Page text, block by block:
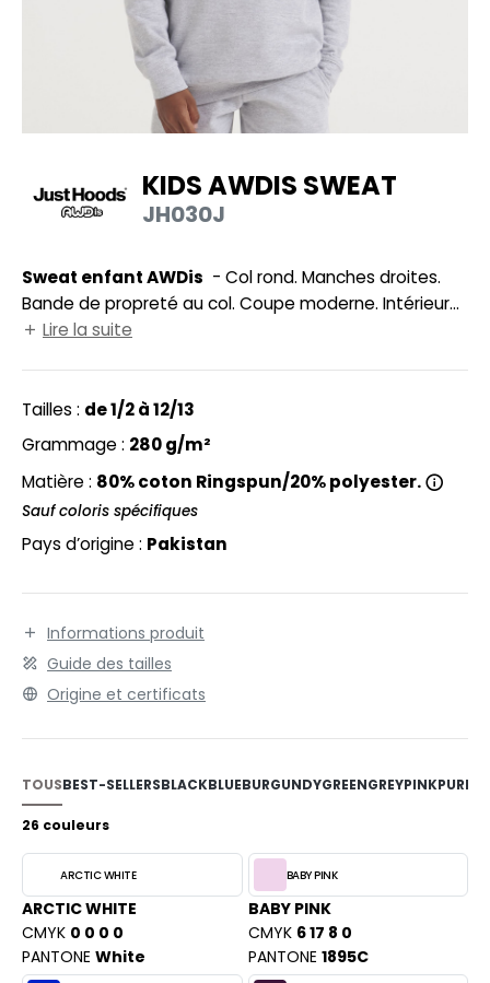
DE SERIE
VISIBILITE
MODULABLES
DE MAISON
IN EUROPE
LABEL / TEAR AWAY
SHOPPING
VETEMENTS
YOUR BRAND
SI ON L'APPELAIT FRANCIS
HALES
ROW
OF THE LOOM VINTAGE
- BLANKS
KIDS AWDIS SWEAT
JH030J
Sweat enfant AWDis
Bande de propreté au col. Coupe moderne. Intérieur
en molleton brossé. Double coutures. Col, poignets et
Lire la suite
Tailles : de 1/2 à 12/13
Grammage : 280 g/m²
Matière : 80% coton Ringspun/20% polyester.
Sauf coloris spécifiques
Pays d’origine : Pakistan
Informations produit
Guide des tailles
Origine et certificats
TOUSBEST-SELLERSBLACKBLUEBURGUNDYGREENGREYPINKPURPLE
26 couleurs
ARCTIC WHITE
ARCTIC WHITE
CMYK 0 0 0 0
PANTONE White
BABY PINK
BABY PINK
CMYK 6 17 8 0
PANTONE 1895C